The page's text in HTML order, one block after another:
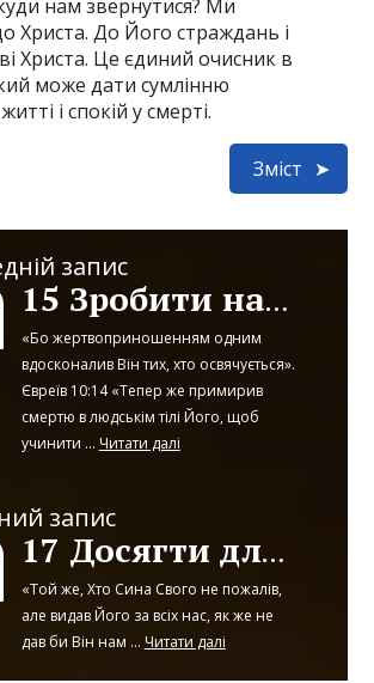
нам звернутися? Ми
Христа. До Його страждань і
Христа. Це єдиний очисник в
може дати сумлінню
і спокій у смерті.
Зміст
запис
15 Зробити нас святими, незаплямованими і досконалими
«Бо жертвоприношенням одним
вдосконалив Він тих, хто освячується».
Євреїв 10:14 «Тепер же примирив
смертю в людськім тілі Його, щоб
учинити ... Читати далі
запис
17 Досягти для нас усього, що для нас добре
«Той же, Хто Сина Свого не пожалів,
але видав Його за всіх нас, як же не
дав би Він нам ... Читати далі